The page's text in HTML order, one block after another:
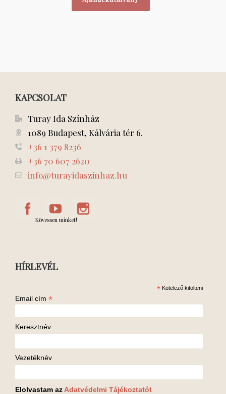
KAPCSOLAT
Turay Ida Színház
1089 Budapest, Kálvária tér 6.
+36 1 379 8236
+36 70 607 2620
info@turayidaszinhaz.hu
Kövessen minket!
HÍRLEVÉL
* Kötelező kitölteni
Email cím *
Keresztnév
Vezetéknév
Elolvastam az Adatvédelmi Tájékoztatót